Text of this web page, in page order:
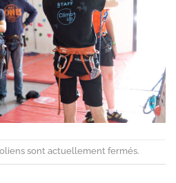
sont actuellement fermés.